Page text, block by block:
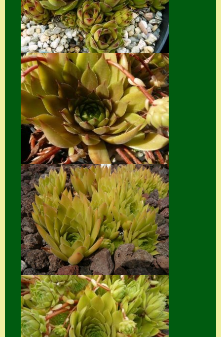
Semps die ich
suche
Semps von A – Z
Shop
Suche
Sue Thomas
Translator
Versand
Versand von
Semps
Warenkorb
Warenkorb
Widerrufsbelehru
ng
Zahlung
Zahlungs- &
Versandinfos
Zubehör
Zubehör